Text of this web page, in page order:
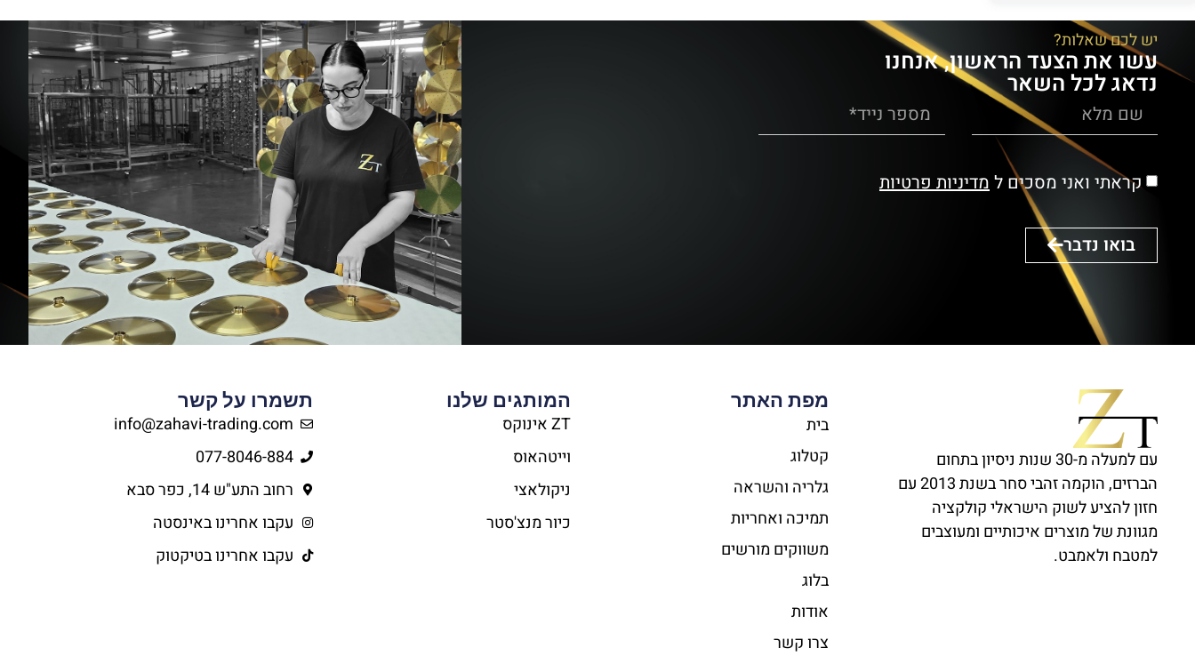
יש לכם שאלות?
עשו את הצעד הראשון, אנחנו
נדאג לכל השאר
קראתי ואני מסכים ל מדיניות פרטיות
בואו נדבר
עם למעלה מ-30 שנות ניסיון בתחום
הברזים, הוקמה זהבי סחר בשנת 2013 עם
חזון להציע לשוק הישראלי קולקציה
מגוונת של מוצרים איכותיים ומעוצבים
למטבח ולאמבט.
מפת האתר
בית
קטלוג
גלריה והשראה
תמיכה ואחריות
משווקים מורשים
בלוג
אודות
צרו קשר
המותגים שלנו
ZT אינוקס​
וייטהאוס​
ניקולאצי
כיור מנצ'סטר​
תשמרו על קשר
info@zahavi-trading.com
077-8046-884
רחוב התע"ש 14, כפר סבא
עקבו אחרינו באינסטה
עקבו אחרינו בטיקטוק